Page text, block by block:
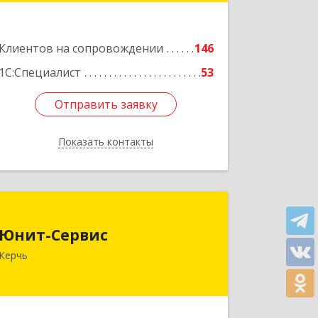
Клиентов на сопровождении
146
1С:Специалист
53
Отправить заявку
Показать контакты
Подробнее
Отправить заявку
Назад
Юнит-Сервис
Керчь
298300, Крым Респ, Керчь г,
Подробнее